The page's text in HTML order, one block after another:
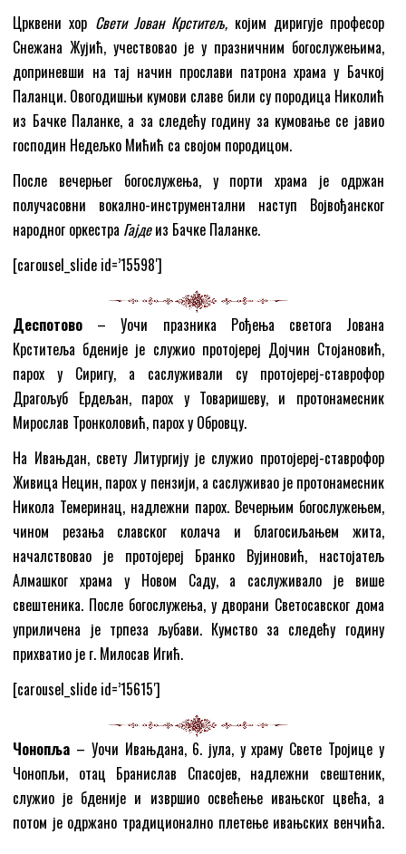
Црквени хор Свети Јован Крститељ, којим диригује професор
Снежана Жујић, учествовао је у празничним богослужењима,
доприневши на тај начин прослави патрона храма у Бачкој
Паланци. Овогодишњи кумови славе били су породица Николић
из Бачке Паланке, а за следећу годину за кумовање се јавио
господин Недељко Мићић са својом породицом.
После вечерњег богослужења, у порти храма је одржан
получасовни вокално-инструментални наступ Војвођанског
народног оркестра Гајдеиз Бачке Паланке.
[carousel_slide id=’15598′]
Деспотово – Уочи празника Рођења светога Јована
Крститеља бденије је служио протојереј Дојчин Стојановић,
парох у Сиригу, а саслуживали су протојереј-ставрофор
Драгољуб Ердељан, парох у Товаришеву, и протонамесник
Мирослав Тронколовић, парох у Обровцу.
На Ивањдан, свету Литургију је служио протојереј-ставрофор
Живица Нецин, парох у пензији, а саслуживао је протонамесник
Никола Темеринац, надлежни парох. Вечерњим богослужењем,
чином резања славског колача и благосиљањем жита,
началствовао је протојереј Бранко Вујиновић, настојатељ
Алмашког храма у Новом Саду, а саслуживало је више
свештеника. После богослужења, у дворани Светосавског дома
уприличена је трпеза љубави. Кумство за следећу годину
прихватио је г. Милосав Игић.
[carousel_slide id=’15615′]
Чонопља – Уочи Ивањдана, 6. јула, у храму Свете Тројице у
Чонопљи, отац Бранислав Спасојев, надлежни свештеник,
служио је бденије и извршио освећење ивањског цвећа, а
потом је одржано традиционално плетење ивањских венчића.